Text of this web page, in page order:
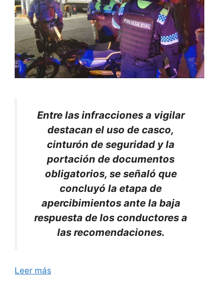
Entre las infracciones a vigilar
destacan el uso de casco,
cinturón de seguridad y la
portación de documentos
obligatorios, se señaló que
concluyó la etapa de
apercibimientos ante la baja
respuesta de los conductores a
las recomendaciones.
Leer más